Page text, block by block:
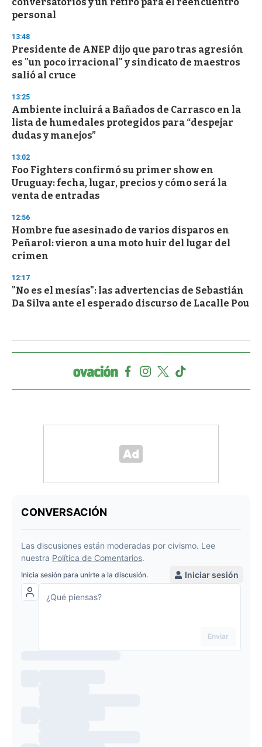
conversatorios y un retiro para el reencuentro
personal
13:48
Presidente de ANEP dijo que paro tras agresión
es "un poco irracional" y sindicato de maestros
salió al cruce
13:25
Ambiente incluirá a Bañados de Carrasco en la
lista de humedales protegidos para “despejar
dudas y manejos”
13:02
Foo Fighters confirmó su primer show en
Uruguay: fecha, lugar, precios y cómo será la
venta de entradas
12:56
Hombre fue asesinado de varios disparos en
Peñarol: vieron a una moto huir del lugar del
crimen
12:17
"No es el mesías": las advertencias de Sebastián
Da Silva ante el esperado discurso de Lacalle Pou